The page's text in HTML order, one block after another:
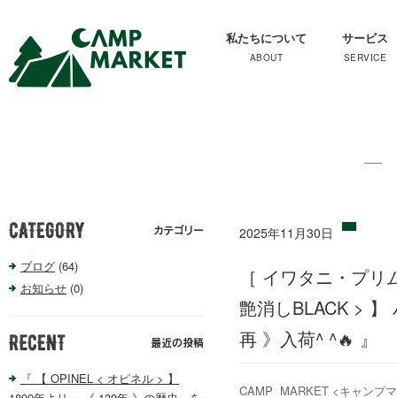
私たちについて サービス
2025年11月30日
［ イワタニ・プ
艶消しBLACK > 】
再 》入荷^ ^🔥 』
CAMP MARKET <キャンプ
ブログ (64)
お知らせ (0)
『 【 OPINEL < オピネル > 】